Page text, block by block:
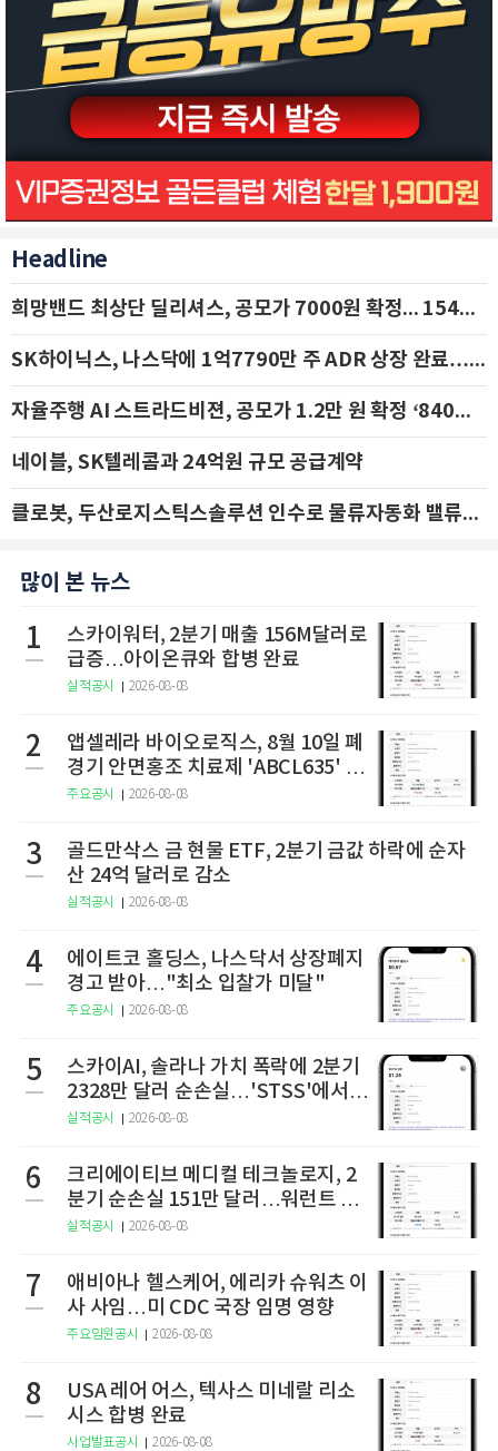
Headline
희망밴드 최상단 딜리셔스, 공모가 7000원 확정... 154억 규모 IPO 돌입
SK하이닉스, 나스닥에 1억7790만 주 ADR 상장 완료…29일 국내 추가 상장
자율주행 AI 스트라드비젼, 공모가 1.2만 원 확정 ‘840억 수혈’
네이블, SK텔레콤과 24억원 규모 공급계약
클로봇, 두산로지스틱스솔루션 인수로 물류자동화 밸류체인 확장 추진 - IBK투자증권
많이 본 뉴스
1
스카이워터, 2분기 매출 156M달러로
급증…아이온큐와 합병 완료
실적공시 2026-08-08
2
앱셀레라 바이오로직스, 8월 10일 폐
경기 안면홍조 치료제 'ABCL635' 임
상 2상 결과 발표
주요공시 2026-08-08
3
골드만삭스 금 현물 ETF, 2분기 금값 하락에 순자
산 24억 달러로 감소
실적공시 2026-08-08
4
에이트코 홀딩스, 나스닥서 상장폐지
경고 받아…"최소 입찰가 미달"
주요공시 2026-08-08
5
스카이AI, 솔라나 가치 폭락에 2분기
2328만 달러 순손실…'STSS'에서
사명·티커 변경 완료
실적공시 2026-08-08
6
크리에이티브 메디컬 테크놀로지, 2
분기 순손실 151만 달러…워런트 행
사로 446만 달러 조달
실적공시 2026-08-08
7
애비아나 헬스케어, 에리카 슈워츠 이
사 사임…미 CDC 국장 임명 영향
주요임원공시 2026-08-08
8
USA 레어 어스, 텍사스 미네랄 리소
시스 합병 완료
사업발표공시 2026-08-08